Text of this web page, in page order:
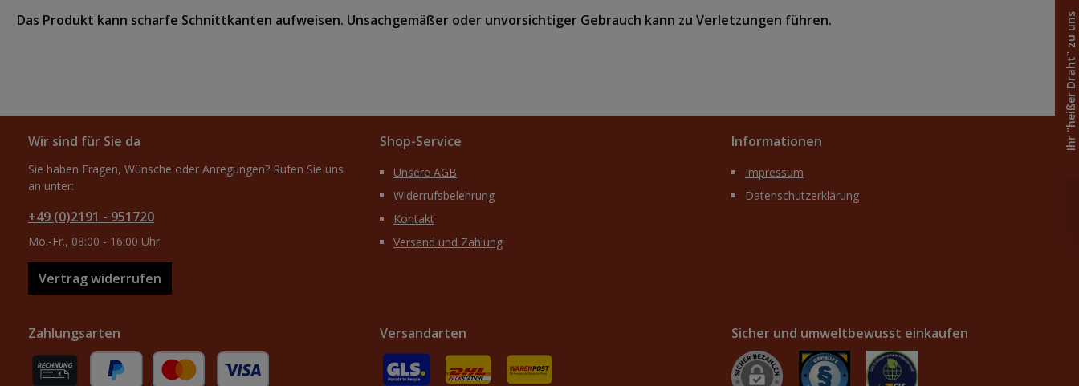
Das Produkt kann scharfe Schnittkanten aufweisen. Unsachgemäßer oder unvorsichtiger Gebrauch kann zu Verletzungen führen.
Wir sind für Sie da
Sie haben Fragen, Wünsche oder Anregungen? Rufen Sie uns
an unter:
+49 (0)2191 - 951720
Mo.-Fr., 08:00 - 16:00 Uhr
Vertrag widerrufen
Shop-Service
Unsere AGB
Widerrufsbelehrung
Kontakt
Versand und Zahlung
Informationen
Impressum
Datenschutzerklärung
Zahlungsarten Versandarten Sicher und umweltbewusst einkaufen
Ihr "heißer Draht" zu uns